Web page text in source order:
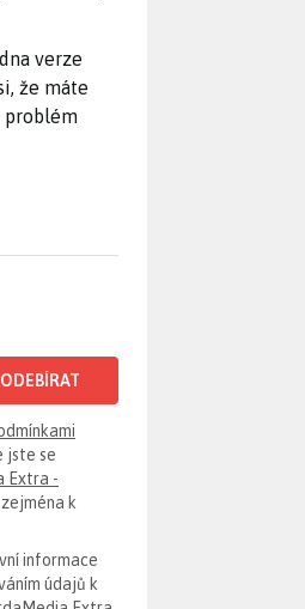
verze
že máte
problém
ODEBÍRAT
jste se
Extra -
k
informace
údajů k